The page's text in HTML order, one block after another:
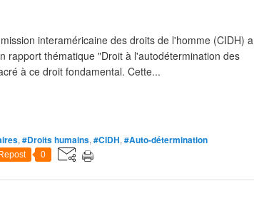
interaméricaine des droits de l'homme (CIDH) a
rapport thématique "Droit à l'autodétermination des
à ce droit fondamental. Cette...
, #Droits humains, #CIDH, #Auto-détermination
Repost 0